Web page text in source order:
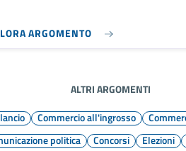
ARGOMENTO
ALTRI ARGOMENTI
Commercio all'ingrosso
politica Concorsi Elezioni